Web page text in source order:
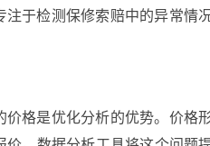
注于检测保修索赔中的异常情
价格是优化分析的优势。价格